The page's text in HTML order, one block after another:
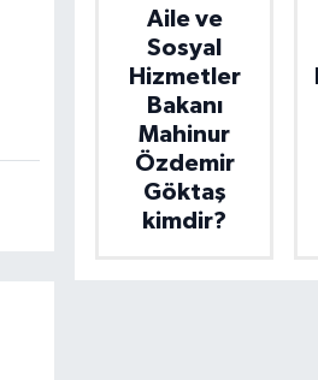
Aile ve
Sosyal
Hizmetler
Bakanı
Mahinur
Özdemir
Göktaş
kimdir?